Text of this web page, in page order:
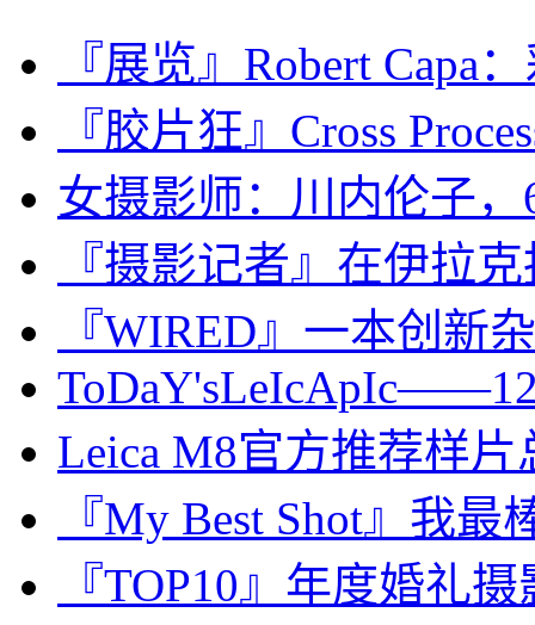
『展览』Robert Capa
『胶片狂』Cross
女摄影师：川内伦子
『摄影记者』在伊拉
『WIRED』一本创新
Leica M8官方推荐样片
『My Best Shot』我最
『TOP10』年度婚礼